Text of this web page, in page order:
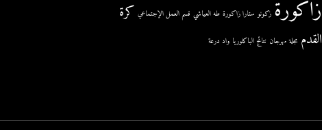
زاكورة زكونو ستارا زاكورة طه العياشي قسم العمل الإجتماعي كرة
القدم مجلة مهرجان نتائج الباكلوريا واد درعة